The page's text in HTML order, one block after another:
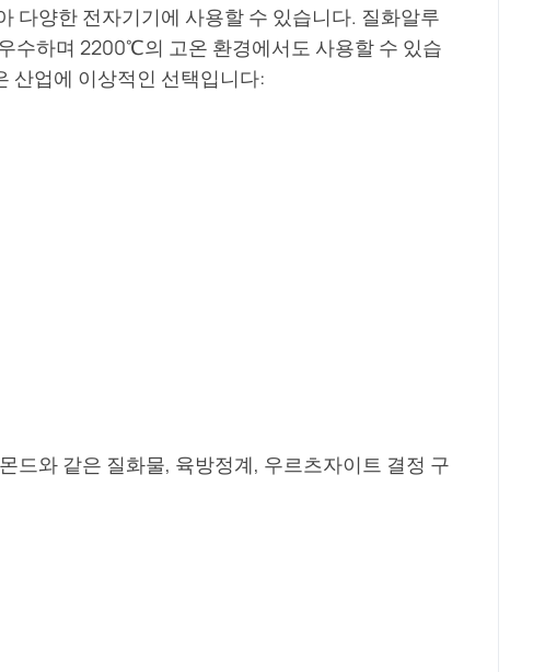
다양한 전자기기에 사용할 수 있습니다. 질화알루
수하며 2200℃의 고온 환경에서도 사용할 수 있습
산업에 이상적인 선택입니다:
드와 같은 질화물, 육방정계, 우르츠자이트 결정 구